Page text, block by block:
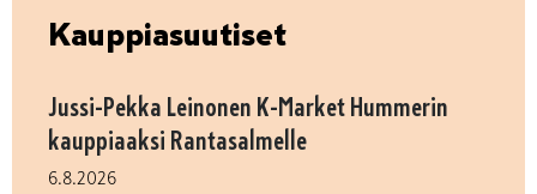
Kauppiasuutiset
Jussi-Pekka Leinonen K-Market Hummerin
kauppiaaksi Rantasalmelle
6.8.2026